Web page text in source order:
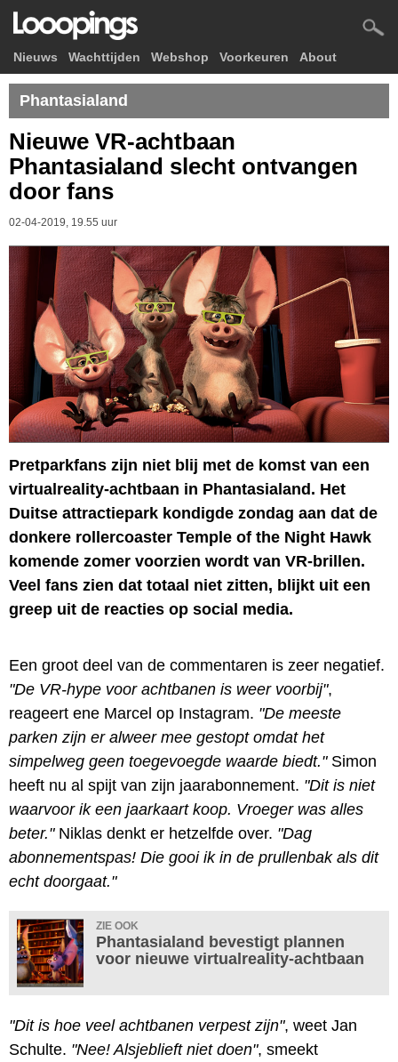
Nieuws Wachttijden Webshop Voorkeuren About
Phantasialand
Nieuwe VR-achtbaan
Phantasialand slecht ontvangen
door fans
02-04-2019, 19.55 uur
Pretparkfans zijn niet blij met de komst van een
virtualreality-achtbaan in Phantasialand. Het
Duitse attractiepark kondigde zondag aan dat de
donkere rollercoaster Temple of the Night Hawk
komende zomer voorzien wordt van VR-brillen.
Veel fans zien dat totaal niet zitten, blijkt uit een
greep uit de reacties op social media.
Een groot deel van de commentaren is zeer negatief.
"De VR-hype voor achtbanen is weer voorbij",
reageert ene Marcel op Instagram. "De meeste
parken zijn er alweer mee gestopt omdat het
simpelweg geen toegevoegde waarde biedt."Simon
heeft nu al spijt van zijn jaarabonnement. "Dit is niet
waarvoor ik een jaarkaart koop. Vroeger was alles
beter."Niklas denkt er hetzelfde over. "Dag
abonnementspas! Die gooi ik in de prullenbak als dit
echt doorgaat."
ZIE OOK
Phantasialand bevestigt plannen
voor nieuwe virtualreality-achtbaan
"Dit is hoe veel achtbanen verpest zijn", weet Jan
Schulte. "Nee! Alsjeblieft niet doen", smeekt